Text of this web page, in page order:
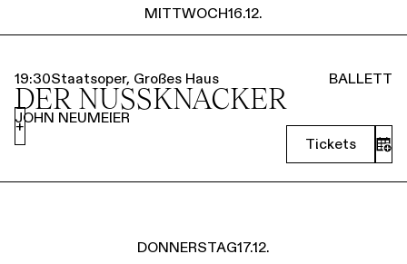
MITTWOCH16.12.
19:30Staatsoper, Großes Haus BALLETT
DER NUSSKNACKER
JOHN NEUMEIER
Tickets
+
DONNERSTAG17.12.